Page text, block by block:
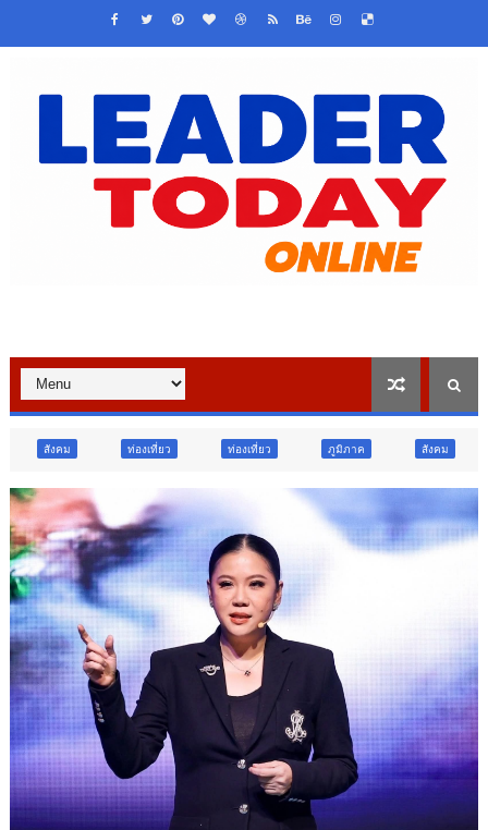
ท่องเที่ยว ภูมิภาค